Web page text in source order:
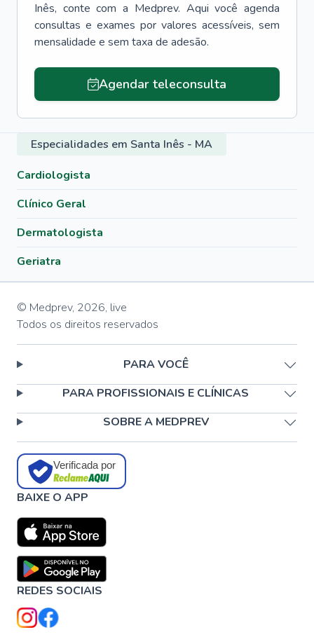
Inês, conte com a Medprev. Aqui você agenda
consultas e exames por valores acessíveis, sem
mensalidade e sem taxa de adesão.
Agendar teleconsulta
Especialidades em Santa Inês - MA
Cardiologista
Clínico Geral
Dermatologista
Geriatra
© Medprev, 2026, live
Todos os direitos reservados
PARA VOCÊ
PARA PROFISSIONAIS E CLÍNICAS
SOBRE A MEDPREV
Verificada por
BAIXE O APP
REDES SOCIAIS